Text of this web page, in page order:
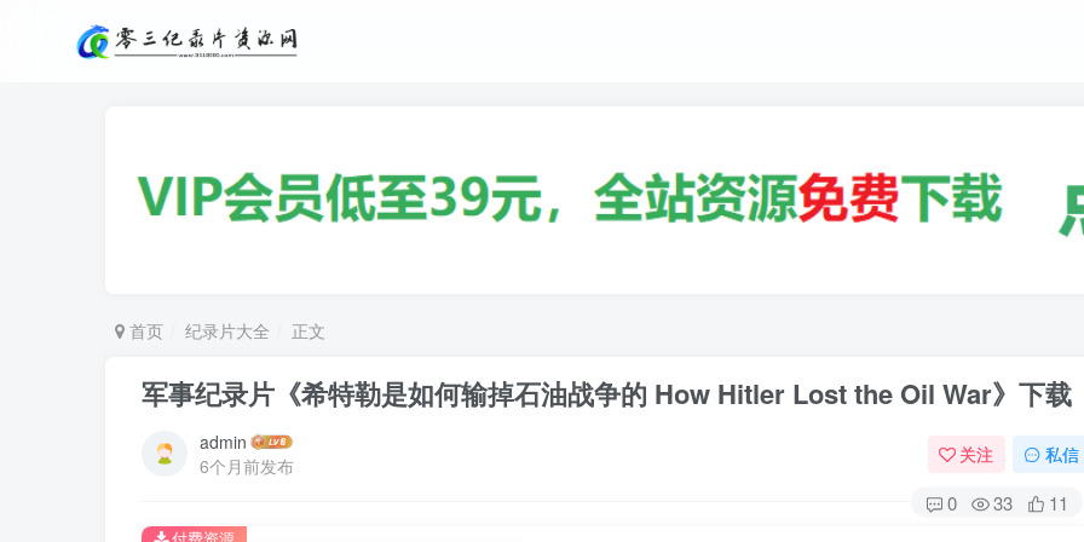
首页 纪录片大全 正文
军事纪录片《希特勒是如何输掉石油战争的 How Hitler Lost the Oil War》下载
admin
6个月前发布
关注 私信
0 33 11